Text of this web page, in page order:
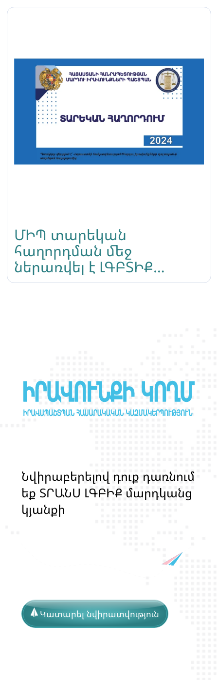
ՄԻՊ տարեկան
հաղորդման մեջ
ներառվել է ԼԳԲՏԻՔ
իրավունքներին նվիրված
Նվիրաբերելով դոք դառնոմ
եք ՏՐԱՆՍ ԼԳԲԻՔ մարդկանց
կյանքի
Կատարել նվիրատվություն